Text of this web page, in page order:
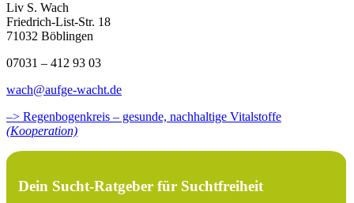
Liv S. Wach
Friedrich-List-Str. 18
71032 Böblingen
07031 – 412 93 03
wach@aufge-wacht.de
–> Regenbogenkreis – gesunde, nachhaltige Vitalstoffe
(Kooperation)
Dein Sucht-Ratgeber für Suchtfreiheit